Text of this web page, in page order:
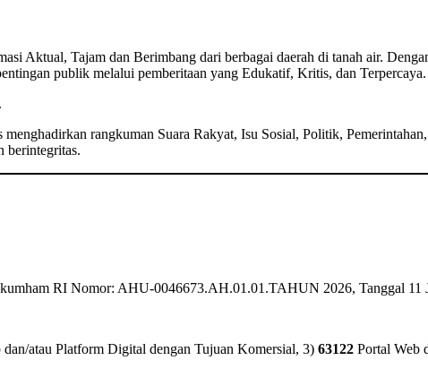
Aktual, Tajam dan Berimbang dari berbagai daerah di tanah air.
publik melalui pemberitaan yang Edukatif, Kritis, dan Terpercaya.
.
rangkuman Suara Rakyat, Isu Sosial, Politik,
berintegritas.
RI Nomor: AHU-0046673.AH.01.01.TAHUN 2026, Tanggal 11
dan/atau Platform Digital dengan Tujuan Komersial, 3) 63122 Portal Web